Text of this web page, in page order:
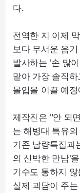
다.
전역한 지 이제
보다 무서운 음
발사하는 '손 많
맡아 가장 솔직
몰입을 이끌 예정
제작진은 "안 되
는 해병대 특유
기존 납량특집과
의 신박한 만남'
기수도 통하지
실제 괴담이 주